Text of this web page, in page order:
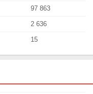
97 863
2 636
15